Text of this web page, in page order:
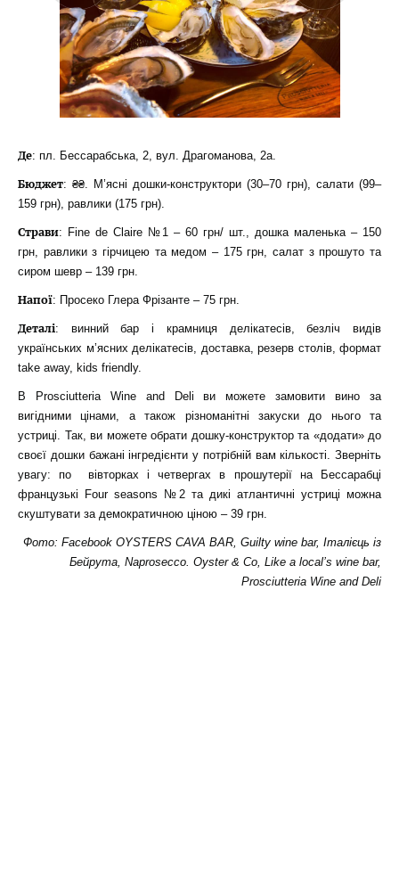
Де: пл. Бессарабська, 2, вул. Драгоманова, 2а.
Бюджет: ₴₴. М’ясні дошки-конструктори (30–70 грн), салати (99–
159 грн), равлики (175 грн).
Страви: Fine de Claire №1 – 60 грн/ шт., дошка маленька – 150
грн, равлики з гірчицею та медом – 175 грн, салат з прошуто та
сиром шевр – 139 грн.
Напої: Просеко Глера Фрізанте – 75 грн.
Деталі: винний бар і крамниця делікатесів, безліч видів
українських м’ясних делікатесів, доставка, резерв столів, формат
take away, kids friendly.
В Prosciutteria Wine and Deli ви можете замовити вино за
вигідними цінами, а також різноманітні закуски до нього та
устриці. Так, ви можете обрати дошку-конструктор та «додати» до
своєї дошки бажані інгредієнти у потрібній вам кількості. Зверніть
увагу: по вівторках і четвергах в прошутерії на Бессарабці
французькі Four seasons №2 та дикі атлантичні устриці можна
скуштувати за демократичною ціною – 39 грн.
Фото: Facebook OYSTERS CAVA BAR, Guilty wine bar, Італієць із
Бейрута, Naprosecco. Oyster & Co, Like a local’s wine bar,
Prosciutteria Wine and Deli